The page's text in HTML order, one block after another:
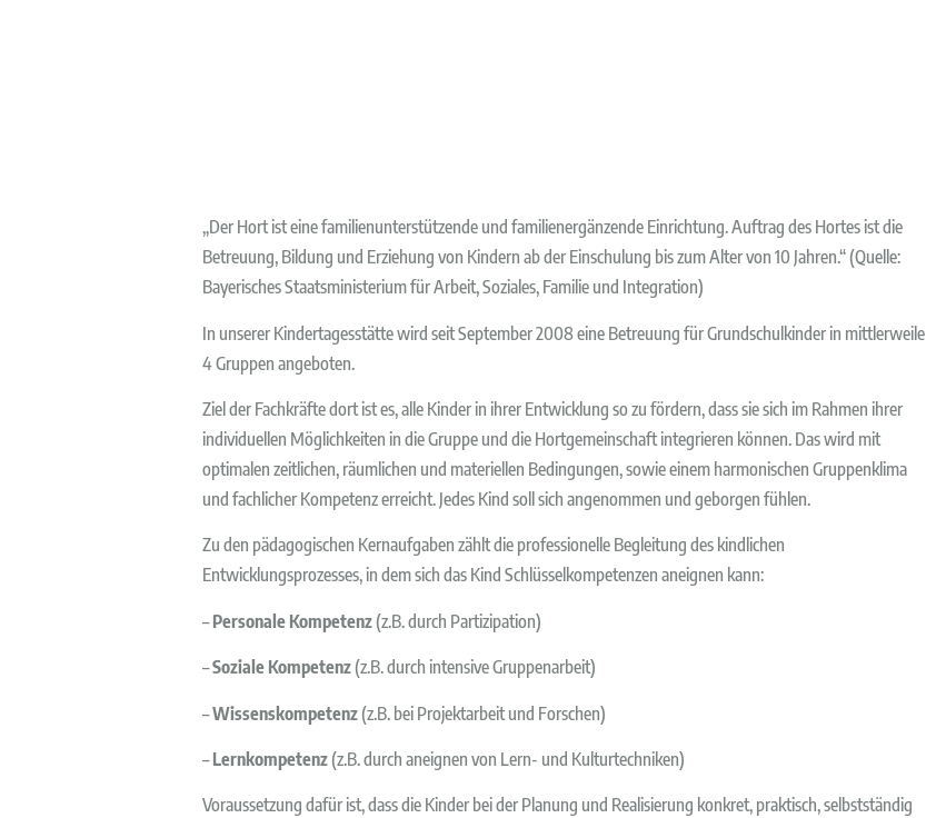
„Der Hort ist eine familienunterstützende und familienergänzende Einrichtung. Auftrag des Hortes ist die
Betreuung, Bildung und Erziehung von Kindern ab der Einschulung bis zum Alter von 10 Jahren.“ (Quelle:
Bayerisches Staatsministerium für Arbeit, Soziales, Familie und Integration)
In unserer Kindertagesstätte wird seit September 2008 eine Betreuung für Grundschulkinder in mittlerweile
4 Gruppen angeboten.
Ziel der Fachkräfte dort ist es, alle Kinder in ihrer Entwicklung so zu fördern, dass sie sich im Rahmen ihrer
individuellen Möglichkeiten in die Gruppe und die Hortgemeinschaft integrieren können. Das wird mit
optimalen zeitlichen, räumlichen und materiellen Bedingungen, sowie einem harmonischen Gruppenklima
und fachlicher Kompetenz erreicht. Jedes Kind soll sich angenommen und geborgen fühlen.
Zu den pädagogischen Kernaufgaben zählt die professionelle Begleitung des kindlichen
Entwicklungsprozesses, in dem sich das Kind Schlüsselkompetenzen aneignen kann:
–Personale Kompetenz(z.B. durch Partizipation)
–Soziale Kompetenz(z.B. durch intensive Gruppenarbeit)
–Wissenskompetenz(z.B. bei Projektarbeit und Forschen)
–Lernkompetenz(z.B. durch aneignen von Lern- und Kulturtechniken)
Voraussetzung dafür ist, dass die Kinder bei der Planung und Realisierung konkret, praktisch, selbstständig